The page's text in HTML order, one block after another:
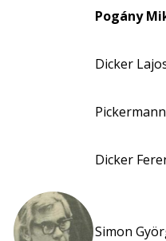
Pogány
Dicker
Dicker
Simon